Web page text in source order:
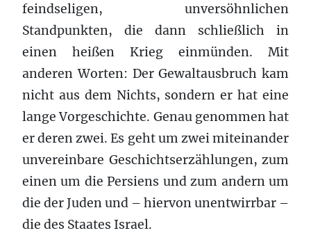
feindseligen, unversöhnlichen
Standpunkten, die dann schließlich in
einen heißen Krieg einmünden. Mit
anderen Worten: Der Gewaltausbruch kam
nicht aus dem Nichts, sondern er hat eine
lange Vorgeschichte. Genau genommen hat
er deren zwei. Es geht um zwei miteinander
unvereinbare Geschichtserzählungen, zum
einen um die Persiens und zum andern um
die der Juden und – hiervon unentwirrbar –
die des Staates Israel.